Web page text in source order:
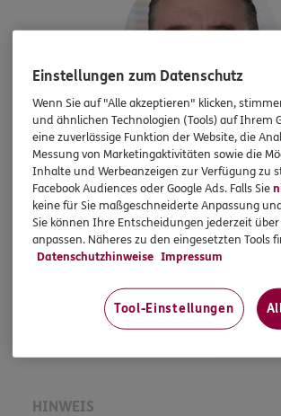
Ulrich Lurz
Versicherungsfachmann
Tel: 0234/9230996
ulrich.lurz@ergo.de
Mobil: 0172/2889818
HINWEIS
Einstellungen zum Datenschutz
Wenn Sie auf "Alle akzeptieren" klicken,
und ähnlichen Technologien (Tools) auf Ihrem
eine zuverlässige Funktion der Website, die
Messung von Marketingaktivitäten sowie die
Inhalte und Werbeanzeigen zur Verfügung zu
Facebook Audiences oder Google Ads. Falls Sie
keine für Sie maßgeschneiderte Anpassung
Sie können Ihre Entscheidungen jederzeit
anpassen. Näheres zu den eingesetzten Tools
Datenschutzhinweise Impressum
Tool-Einstellungen